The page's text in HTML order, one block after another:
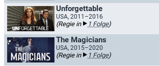
Unforgettable
USA, 2011–2016
(Regie in 1 Folge)
The Magicians
USA, 2015–2020
(Regie in 1 Folge)